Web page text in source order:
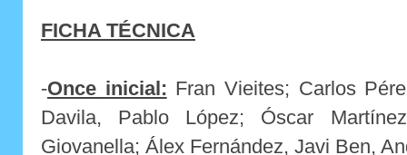
FICHA TÉCNICA
-Once inicial: Fran Vieites; Carlos
Davila, Pablo López; Óscar
Giovanella; Álex Fernández, Javi Ben,